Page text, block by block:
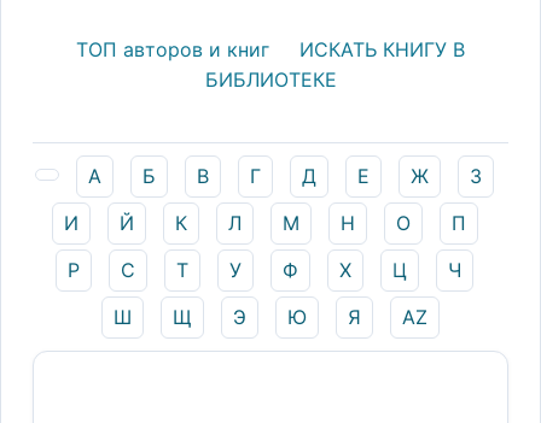
ТОП авторов и книг
ИСКАТЬ КНИГУ В
БИБЛИОТЕКЕ
А Б В Г Д Е Ж
З
И
Й К Л М Н О
П
Р
С Т У Ф Х Ц
Ч
Ш
Щ Э Ю Я AZ